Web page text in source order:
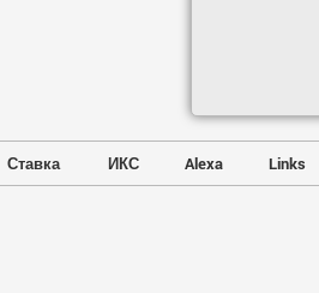
Ставка ИКС Alexa Links